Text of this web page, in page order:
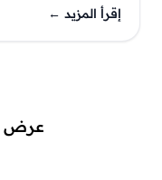
مع أسئلة شائعة.
إقرأ المزيد ←
عرض